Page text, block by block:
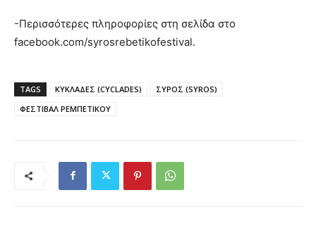
-Περισσότερες πληροφορίες στη σελίδα στο
facebook.com/syrosrebetikofestival.
TAGS ΚΥΚΛΑΔΕΣ (CYCLADES)
ΣΥΡΟΣ (SYROS)
ΦΕΣΤΙΒΑΛ ΡΕΜΠΕΤΙΚΟΥ